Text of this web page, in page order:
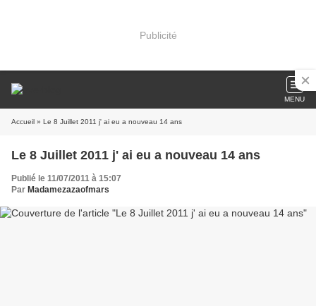
Publicité
MENU
Accueil » Le 8 Juillet 2011 j' ai eu a nouveau 14 ans
Le 8 Juillet 2011 j' ai eu a nouveau 14 ans
Publié le 11/07/2011 à 15:07
Par Madamezazaofmars